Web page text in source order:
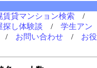
賃貸マンション検索 /
探し体験談 / 学生アン
/ お問い合わせ / お役